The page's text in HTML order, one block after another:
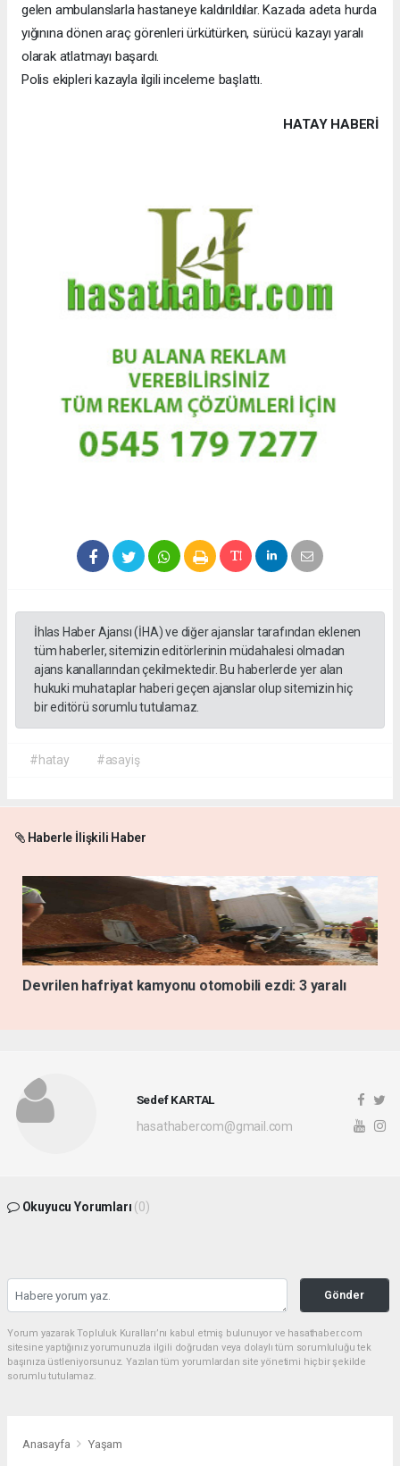
gelen ambulanslarla hastaneye kaldırıldılar. Kazada adeta hurda
yığınına dönen araç görenleri ürkütürken, sürücü kazayı yaralı
olarak atlatmayı başardı.
Polis ekipleri kazayla ilgili inceleme başlattı.
HATAY HABERİ
İhlas Haber Ajansı (İHA) ve diğer ajanslar tarafından eklenen
tüm haberler, sitemizin editörlerinin müdahalesi olmadan
ajans kanallarından çekilmektedir. Bu haberlerde yer alan
hukuki muhataplar haberi geçen ajanslar olup sitemizin hiç
bir editörü sorumlu tutulamaz.
#hatay #asayiş
Haberle İlişkili Haber
Devrilen hafriyat kamyonu otomobili ezdi: 3 yaralı
Sedef KARTAL
hasathabercom@gmail.com
Okuyucu Yorumları (0)
Gönder
Yorum yazarak Topluluk Kuralları’nı kabul etmiş bulunuyor ve hasathaber.com
sitesine yaptığınız yorumunuzla ilgili doğrudan veya dolaylı tüm sorumluluğu tek
başınıza üstleniyorsunuz. Yazılan tüm yorumlardan site yönetimi hiçbir şekilde
sorumlu tutulamaz.
Anasayfa Yaşam